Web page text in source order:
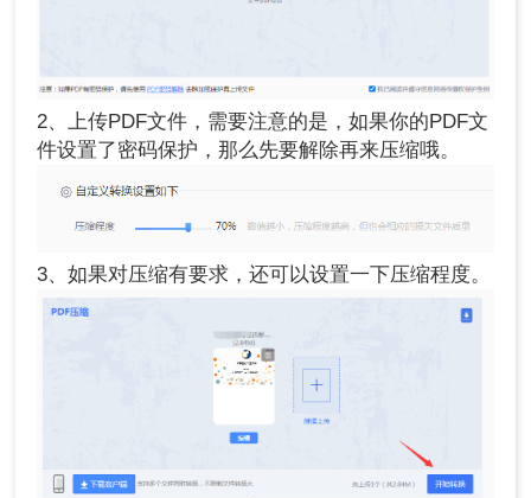
2、上传PDF文件，需要注意的是，如果你的PDF文
件设置了密码保护，那么先要解除再来压缩哦。
3、如果对压缩有要求，还可以设置一下压缩程度。